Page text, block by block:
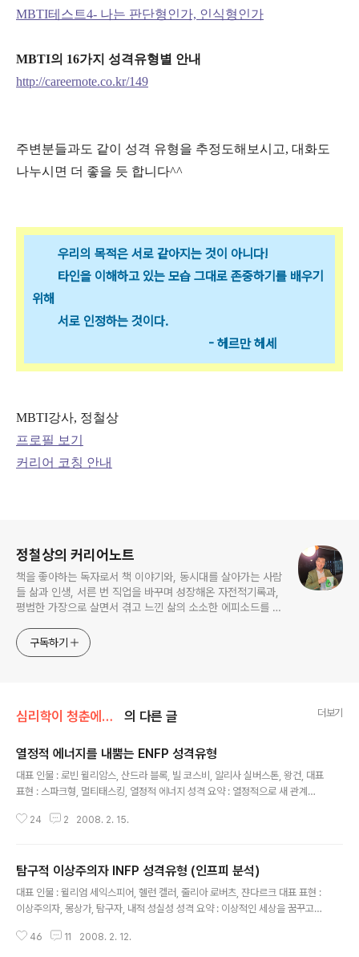
MBTI테스트4- 나는 판단형인가, 인식형인가
MBTI의 16가지 성격유형별 안내
http://careernote.co.kr/149
주변분들과도 같이 성격 유형을 추정도해보시고, 대화도
나누시면 더 좋을 듯 합니다^^
우리의 목적은 서로 같아지는 것이 아니다!
타인을 이해하고 있는 모습 그대로 존중하기를 배우기
위해
서로 인정하는 것이다.
- 헤르만 헤세
MBTI강사, 정철상
프로필 보기
커리어 코칭 안내
정철상의 커리어노트
책을 좋아하는 독자로서 책 이야기와, 동시대를 살아가는 사람
들 삶과 인생, 서른 번 직업을 바꾸며 성장해온 자전적기록과,
평범한 가장으로 살면서 겪고 느낀 삶의 소소한 에피소드를 전
고픈 커리어코치, 유튜브: 정교수의 인생수업
구독하기
심리학이 청춘에게 묻다 의 다른 글 더보기
열정적 에너지를 내뿜는 ENFP 성격유형
대표 인물 : 로빈 윌리암스, 산드라 블록, 빌 코스비, 알리사 실버스톤, 왕건, 대표
표현 : 스파크형, 멀티태스킹, 열정적 에너지 성격 요약 : 열정적으로 새 관계를
다. 즉흥적으로 일을 시작하고 재빠르게 해결하는 솔선수범력. ENFP의 리더십
황 및 해결방안: 문제 상황1 생각증후군의 상태에서 헤어 나오지 못하는 경향이
있습니다. 그로 인해 모든 문제를 온통 같은 비중의 중요한 의미를 지니고 생생
하게 다가오는 것 같은 생각의 바다에 빠진 듯이 흐느적거리는 경우가 있습니..
24 2 2008. 2. 15.
탐구적 이상주의자 INFP 성격유형 (인프피 분석)
대표 인물 : 윌리엄 세익스피어, 헬런 켈러, 줄리아 로버츠, 쟌다르크 대표 표현 :
이상주의자, 몽상가, 탐구자, 내적 성실성 성격 요약 : 이상적인 세상을 꿈꾸고
완벽주의적 경향이 있다. INFP유형의 리더십 1. 보통과는 다른 독특한 리더십
46 11 2008. 2. 12.